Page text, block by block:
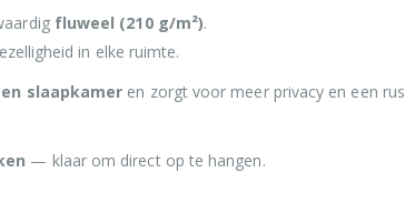
fluweel (210 g/m²).
in elke ruimte.
slaapkamer en zorgt voor meer privacy en een
— klaar om direct op te hangen.